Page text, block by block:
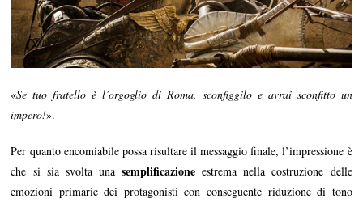
«Se tuo fratello è l’orgoglio di Roma, sconfiggilo e avrai sconfitto un
impero!».
Per quanto encomiabile possa risultare il messaggio finale, l’impressione è
che si sia svolta unasemplificazione estrema nella costruzione delle
emozioni primarie dei protagonisti con conseguente riduzione di tono